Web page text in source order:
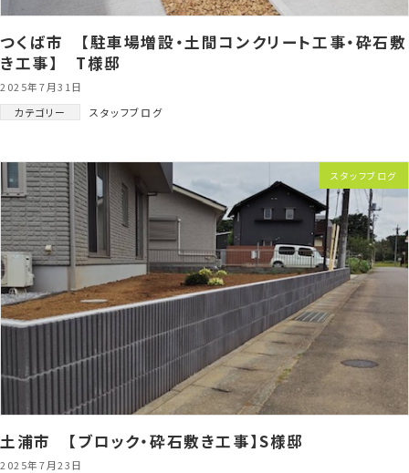
つくば市 【駐車場増設・土間コンクリート工事・砕石敷
き工事】 T様邸
2025年7月31日
カテゴリー
スタッフブログ
スタッフブログ
土浦市 【ブロック・砕石敷き工事】S様邸
2025年7月23日